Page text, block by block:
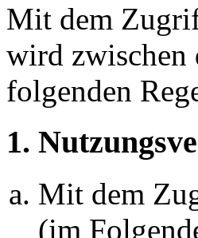
Mit dem
wird zwischen
folgenden
1.
Mit dem
(im